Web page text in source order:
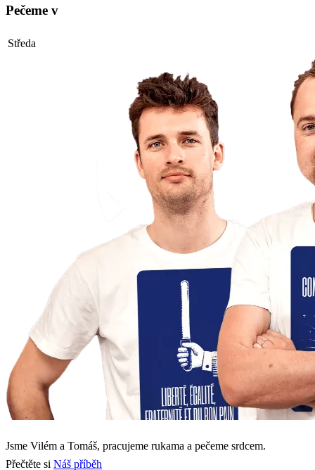
Pečeme v
Středa
Jsme Vilém a Tomáš, pracujeme rukama a pečeme srdcem.
Přečtěte si Náš příběh